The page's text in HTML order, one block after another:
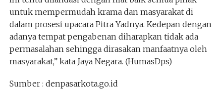
untuk mempermudah krama dan masyarakat di
dalam prosesi upacara Pitra Yadnya. Kedepan dengan
adanya tempat pengabenan diharapkan tidak ada
permasalahan sehingga dirasakan manfaatnya oleh
masyarakat,” kata Jaya Negara. (HumasDps)
Sumber : denpasarkota.go.id